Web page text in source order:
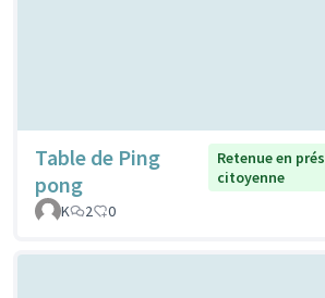
Table de Ping
pong
Retenue en
citoyenne
K
2 0